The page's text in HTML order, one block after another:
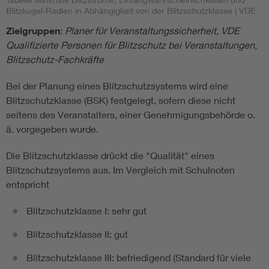
nicht wirksam werden zu lassen.
Potentialsteuerung
Bei dauerhaft genutzten Veranstaltungsflächen ist eine
"Potentialsteuerung" sinnvoll. Darunter versteht man
zusätzliche Erdungsleiter, die im Boden verlegt sind. Der
empfohlene Werkstoff ist Edelstahl V4A z. B. Werkstoffnr.
Bei einem Boden mit Metallelementen werden die
metallenen Elemente mit der Erdungsanlage verbunden.
Bei Flächen ab 200 m² wird die Potentialsteuerung durch
in Gitterform mit einer Maschenweite von maximal 1 m
Blitzkugel-Radien in Abhängigkeit von der Blitzschutzklasse | VDE
Zielgruppen: Planer für Veranstaltungssicherheit, VDE
Qualifizierte Personen für Blitzschutz bei Veranstaltungen,
Blitzschutz-Fachkräfte
Bei der Planung eines Blitzschutzsystems wird eine
Blitzschutzklasse (BSK) festgelegt, sofern diese nicht
seitens des Veranstalters, einer Genehmigungsbehörde o.
ä. vorgegeben wurde.
Die Blitzschutzklasse drückt die "Qualität" eines
Blitzschutzsystems aus. Im Vergleich mit Schulnoten
entspricht
Blitzschutzklasse I: sehr gut
Blitzschutzklasse II: gut
Blitzschutzklasse III: befriedigend (Standard für viele